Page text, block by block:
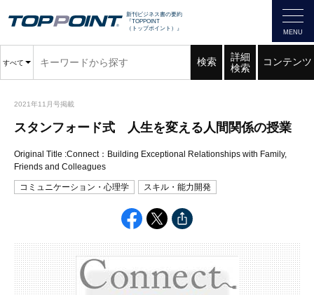
新刊ビジネス書の要約
『TOPPOINT
（トップポイント）』
すべて 検索
詳細
検索
コンテンツ
2021年11月号掲載
スタンフォード式 人生を変える人間関係の授業
Original Title :Connect：Building Exceptional Relationships with Family,
Friends and Colleagues
コミュニケーション・心理学 スキル・能力開発